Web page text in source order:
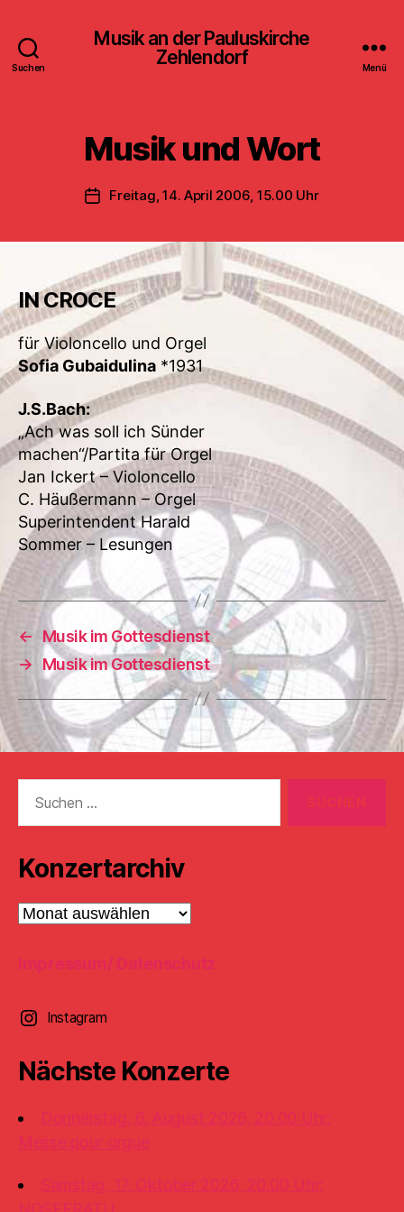
Suchen
Musik an der Pauluskirche
Zehlendorf
Menü
Musik und Wort
Veröffentlichungsdatum
Freitag, 14. April 2006, 15.00 Uhr
IN CROCE
für Violoncello und Orgel
Sofia Gubaidulina *1931
J.S.Bach:
„Ach was soll ich Sünder
machen“/Partita für Orgel
Jan Ickert – Violoncello
C. Häußermann – Orgel
Superintendent Harald
Sommer – Lesungen
←
Musik im Gottesdienst
→
Musik im Gottesdienst
nach:
Konzertarchiv
Konzertarchiv
Impressum/ Datenschutz
Instagram
Nächste Konzerte
Donnerstag, 6. August 2026, 20.00 Uhr:
Messe pour orgue
Samstag, 17. Oktober 2026, 20.00 Uhr: